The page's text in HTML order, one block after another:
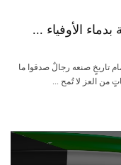
الأوفياء ...
تاريخٍ صنعه رجالٌ صدقوا ما
من العز لا تُمح ...